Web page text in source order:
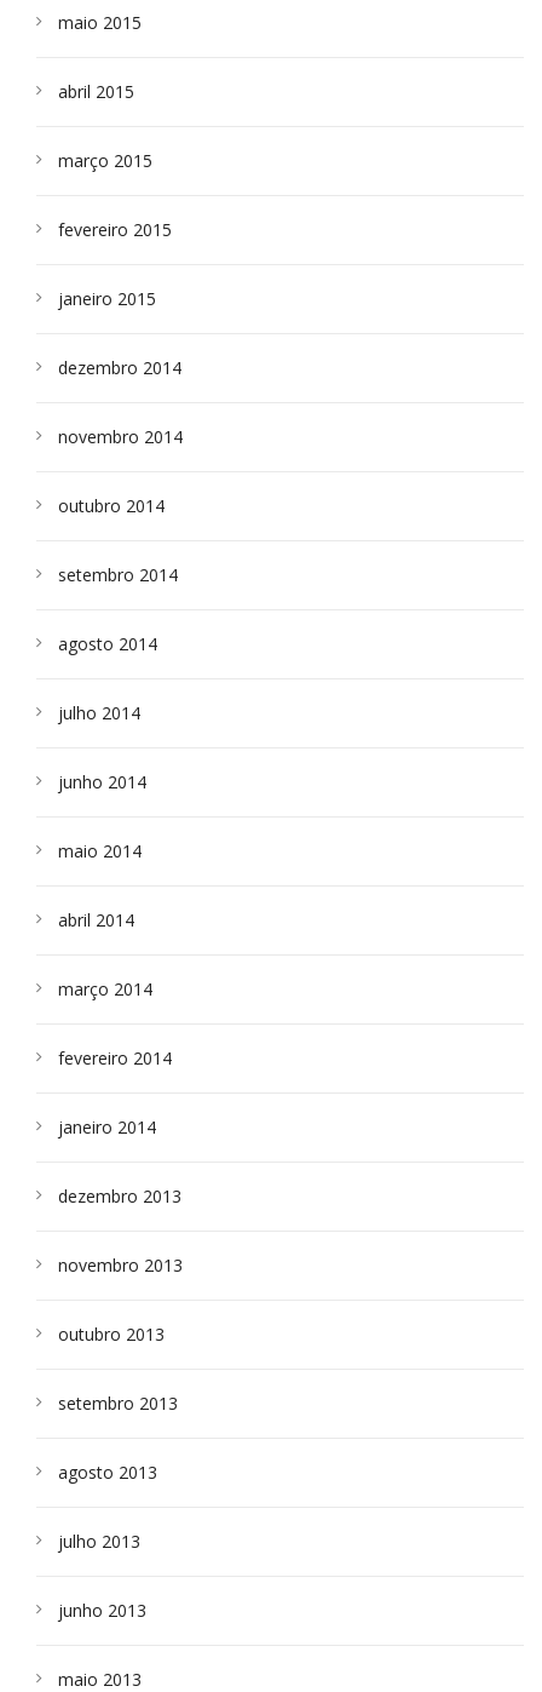
maio 2015
abril 2015
março 2015
fevereiro 2015
janeiro 2015
dezembro 2014
novembro 2014
outubro 2014
setembro 2014
agosto 2014
julho 2014
junho 2014
maio 2014
abril 2014
março 2014
fevereiro 2014
janeiro 2014
dezembro 2013
novembro 2013
outubro 2013
setembro 2013
agosto 2013
julho 2013
junho 2013
maio 2013